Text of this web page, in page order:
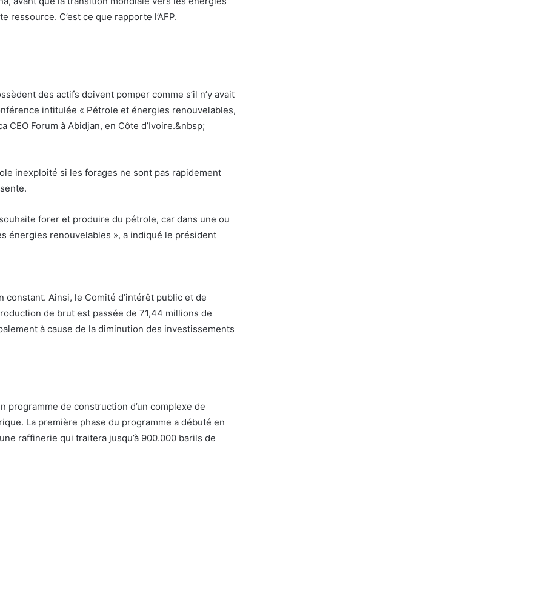
C’est ce que rapporte l’AFP.
des actifs doivent pomper comme s’il n’y avait
intitulée « Pétrole et énergies renouvelables,
CEO Forum à Abidjan, en Côte d’Ivoire.&nbsp;
inexploité si les forages ne sont pas rapidement
forer et produire du pétrole, car dans une ou
énergies renouvelables », a indiqué le président
Ainsi, le Comité d’intérêt public et de
de brut est passée de 71,44 millions de
à cause de la diminution des investissements
programme de construction d’un complexe de
La première phase du programme a débuté en
raffinerie qui traitera jusqu’à 900.000 barils de